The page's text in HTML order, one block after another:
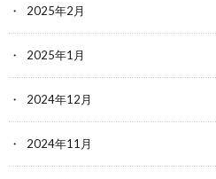
2025年2月
2025年1月
2024年12月
2024年11月